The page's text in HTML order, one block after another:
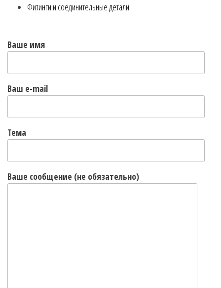
Фитинги и соединительные детали
Ваше имя
Ваш e-mail
Тема
Ваше сообщение (не обязательно)